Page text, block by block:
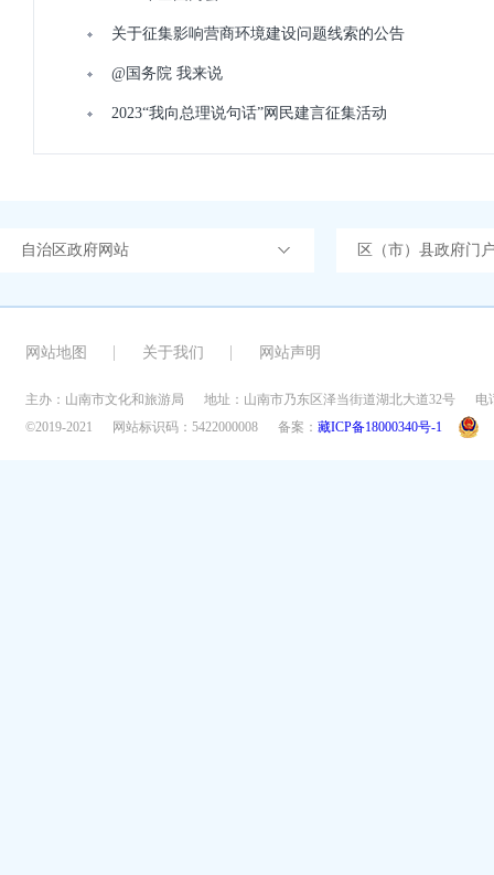
关于征集影响营商环境建设问题线索的公告
@国务院 我来说
2023“我向总理说句话”网民建言征集活动
自治区政府网站 区（市）县政府门
网站地图 关于我们 网站声明
主办：山南市文化和旅游局 地址：山南市乃东区泽当街道湖北大道32号
电
©2019-2021
网站标识码：5422000008 备案： 藏ICP备18000340号-1